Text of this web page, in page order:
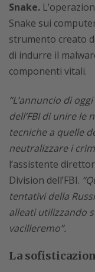
Snake.
Snake sui
strumento creato
di indurre il
componenti vitali.
“L’annuncio di
dell’FBI di unire
tecniche a quelle
neutralizzare i
l’assistente
Division dell’FBI.
tentativi della
alleati utilizzando
vacilleremo”.
La